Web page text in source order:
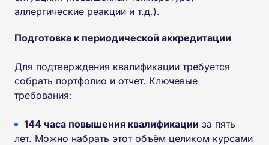
аллергические реакции и т.д.).
Подготовка к периодической аккредитации
Для подтверждения квалификации требуется
собрать портфолио и отчет. Ключевые
требования:
144 часа повышения квалификации за пять
лет. Можно набрать этот объём целиком курсами